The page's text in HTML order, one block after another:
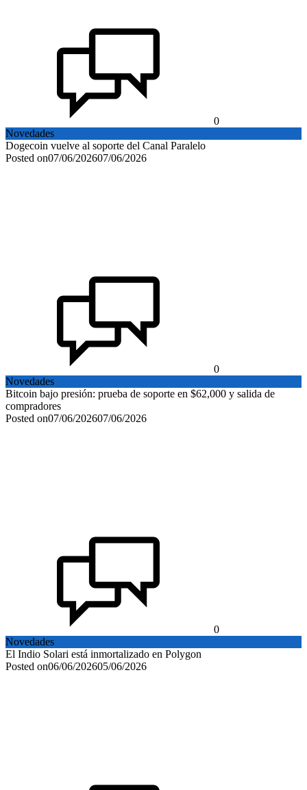
0
Novedades
Dogecoin vuelve al soporte del Canal Paralelo
Posted on07/06/202607/06/2026
0
Novedades
Bitcoin bajo presión: prueba de soporte en $62,000 y salida de
compradores
Posted on07/06/202607/06/2026
0
Novedades
El Indio Solari está inmortalizado en Polygon
Posted on06/06/202605/06/2026